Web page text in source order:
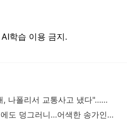
학습 이용 금지.
"김민재 아내, 나폴리서 교통사고 냈다"…피해 남성 병원 이송 - 머니투데이
게스트 출연에도 덩그러니…어색한 송가인 '헛웃음' - 머니투데이